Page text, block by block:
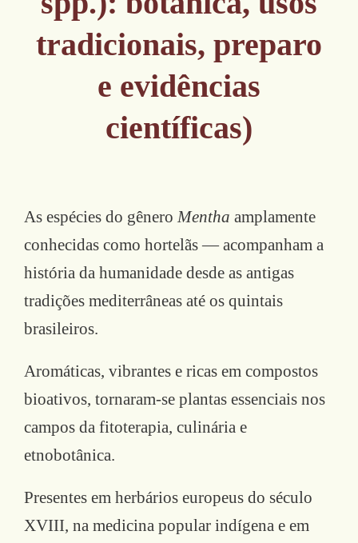
tradicionais, preparo
e evidências
científicas)
As espécies do gênero Mentha amplamente
conhecidas como hortelãs — acompanham a
história da humanidade desde as antigas
tradições mediterrâneas até os quintais
brasileiros.
Aromáticas, vibrantes e ricas em compostos
bioativos, tornaram-se plantas essenciais nos
campos da fitoterapia, culinária e
etnobotânica.
Presentes em herbários europeus do século
XVIII, na medicina popular indígena e em